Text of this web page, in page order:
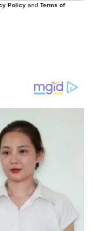
Policy and Terms of